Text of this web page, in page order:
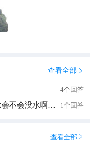
查看全部 
4个回答
十月中旬去雁荡山的大龙湫和小龙湫会不会没水啊？ 相比之下是雁荡山好玩还是江西龙虎山好玩啊？ 1个回答
查看全部 